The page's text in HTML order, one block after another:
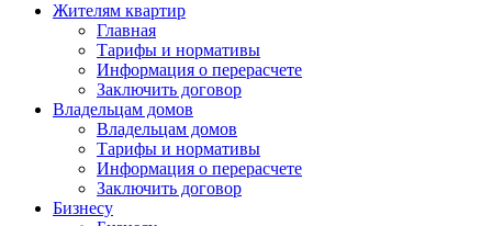
Жителям квартир
Главная
Тарифы и нормативы
Информация о перерасчете
Заключить договор
Владельцам домов
Владельцам домов
Тарифы и нормативы
Информация о перерасчете
Заключить договор
Бизнесу